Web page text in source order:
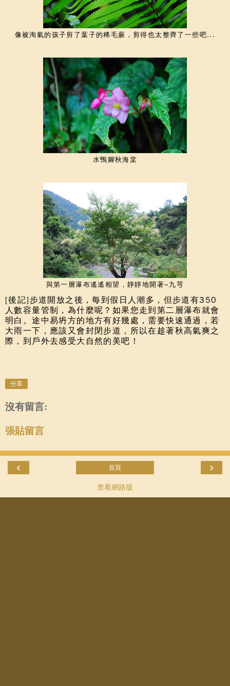
像被淘氣的孩子剪了葉子的稀毛蕨，剪得也太整齊了一些吧...
水鴨腳秋海棠
與第一層瀑布遙遙相望，靜靜地開著~九芎
[後記]步道開放之後，每到假日人潮多，但步道有350
人數容量管制，為什麼呢？如果您走到第二層瀑布就會
明白。途中易坍方的地方有好幾處，需要快速通過，若
大雨一下，應該又會封閉步道，所以在趁著秋高氣爽之
際，到戶外去感受大自然的美吧！
分享
沒有留言:
張貼留言
‹ ›
首頁
查看網路版